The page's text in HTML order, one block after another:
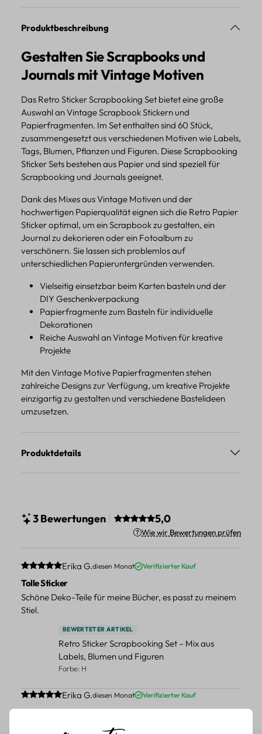
Produktbeschreibung
Gestalten Sie Scrapbooks und
Journals mit Vintage Motiven
Das Retro Sticker Scrapbooking Set bietet eine große
Auswahl an Vintage Scrapbook Stickern und
Papierfragmenten. Im Set enthalten sind 60 Stück,
zusammengesetzt aus verschiedenen Motiven wie Labels,
Tags, Blumen, Pflanzen und Figuren. Diese Scrapbooking
Sticker Sets bestehen aus Papier und sind speziell für
Scrapbooking und Journals geeignet.
Dank des Mixes aus Vintage Motiven und der
hochwertigen Papierqualität eignen sich die Retro Papier
Sticker optimal, um ein Scrapbook zu gestalten, ein
Journal zu dekorieren oder ein Fotoalbum zu
verschönern. Sie lassen sich problemlos auf
unterschiedlichen Papieruntergründen verwenden.
Vielseitig einsetzbar beim Karten basteln und der
DIY Geschenkverpackung
Papierfragmente zum Basteln für individuelle
Dekorationen
Reiche Auswahl an Vintage Motiven für kreative
Projekte
Mit den Vintage Motive Papierfragmenten stehen
zahlreiche Designs zur Verfügung, um kreative Projekte
einzigartig zu gestalten und verschiedene Bastelideen
umzusetzen.
Produktdetails
3 Bewertungen Durchschnittliche Bewertung
5,0
Wie wir Bewertungen prüfen
Durchschnittliche Bewertung von 5 von 5 Sternen
Erika G.diesen Monat Verifizierter Kauf
Tolle Sticker
Schöne Deko-Teile für meine Bücher, es passt zu meinem
Stiel.
BEWERTETER ARTIKEL
Retro Sticker Scrapbooking Set – Mix aus
Labels, Blumen und Figuren
Farbe: H
Durchschnittliche Bewertung von 5 von 5 Sternen
Erika G.diesen Monat Verifizierter Kauf
Tolle Sticker
Schöne Deko-Teile für meine Bücher, es passt zu meinem